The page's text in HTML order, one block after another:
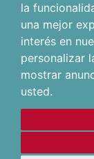
la
una mejor
interés en
personalizar
mostrar
usted.